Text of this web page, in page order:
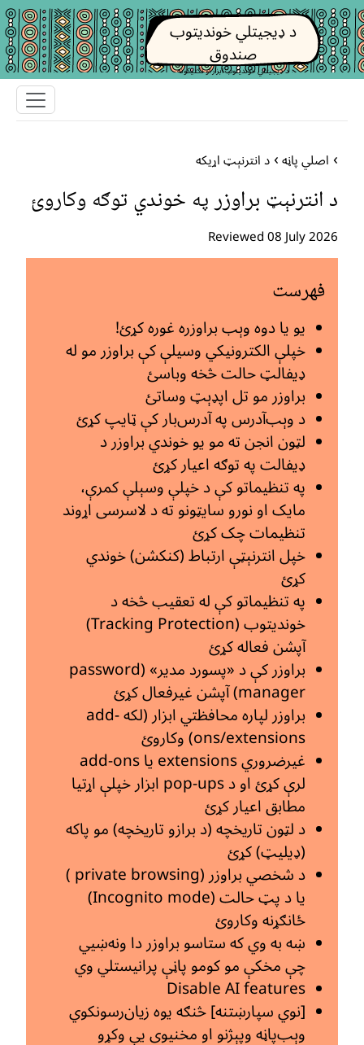
د ډیجیتلي خوندیتوب
صندوق
د ډیجیتلي خوندیتوب ابزار او تکتیکونه
اصلي پاڼه د انترنېټ اړیکه
د انترنېټ براوزر په خوندي توګه وکاروئ
Reviewed 08 July 2026
فهرست
یو یا دوه وېب براوزره غوره کړئ!
خپلې الکترونیکي وسیلې کې براوزر مو له
ډیفالټ حالت څخه وباسئ
براوزر مو تل اپډېټ وساتئ
د وېب‌آدرس په آدرس‌بار کې ټایپ کړئ
لټون انجن ته مو یو خوندي براوزر د
ډیفالت په توګه اعیار کړئ
په تنظیماتو کې د خپلې وسېلې کمرې،
مایک او نورو سایټونو ته د لاسرسی اړوند
تنظیمات چک کړئ
خپل انترنېټې ارتباط (کنکشن) خوندي
کړئ
په تنظیماتو کې له تعقیب څخه د
خوندیتوب (Tracking Protection)
آپشن فعاله کړئ
براوزر کې د «پسورد مدیر» (password
manager) آپشن غیرفعال کړئ
براوزر لپاره محافظتي ابزار (لکه add-
ons/extensions) وکاروئ
غیرضروري extensions یا add-ons
لرې کړئ او د pop-ups ابزار خپلې اړتیا
مطابق اعیار کړئ
د لټون تاریخچه (د برازو تاریخچه) مو پاکه
(ډیلیټ) کړئ
د شخصي براوزر (private browsing )
یا د پټ حالت (Incognito mode)
ځانګړنه وکاروئ
ښه به وي که ستاسو براوزر دا ونه‌ښیي
چې مخکې مو کومو پاڼې پرانیستلي وي
Disable AI features
[نوي سپارښتنه] څنګه یوه زیان‌رسونکوي
وېب‌پاڼه وپېژنو او مخنیوی یې وکړو